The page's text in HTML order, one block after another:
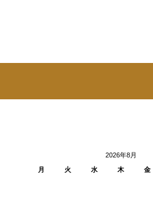
2026年8月
月
火 水 木 金